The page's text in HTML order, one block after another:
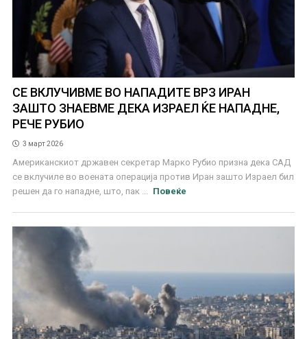
СЕ ВКЛУЧИВМЕ ВО НАПАДИТЕ ВРЗ ИРАН
ЗАШТО ЗНАЕВМЕ ДЕКА ИЗРАЕЛ ЌЕ НАПАДНЕ,
РЕЧЕ РУБИО
3 март 2026
Американскиот државен секретар Марко Рубио призна дека САД
се вклучиле во воената операција против Иран зашто Израел бил
решен да го нападне, што, пак ...
Повеќе